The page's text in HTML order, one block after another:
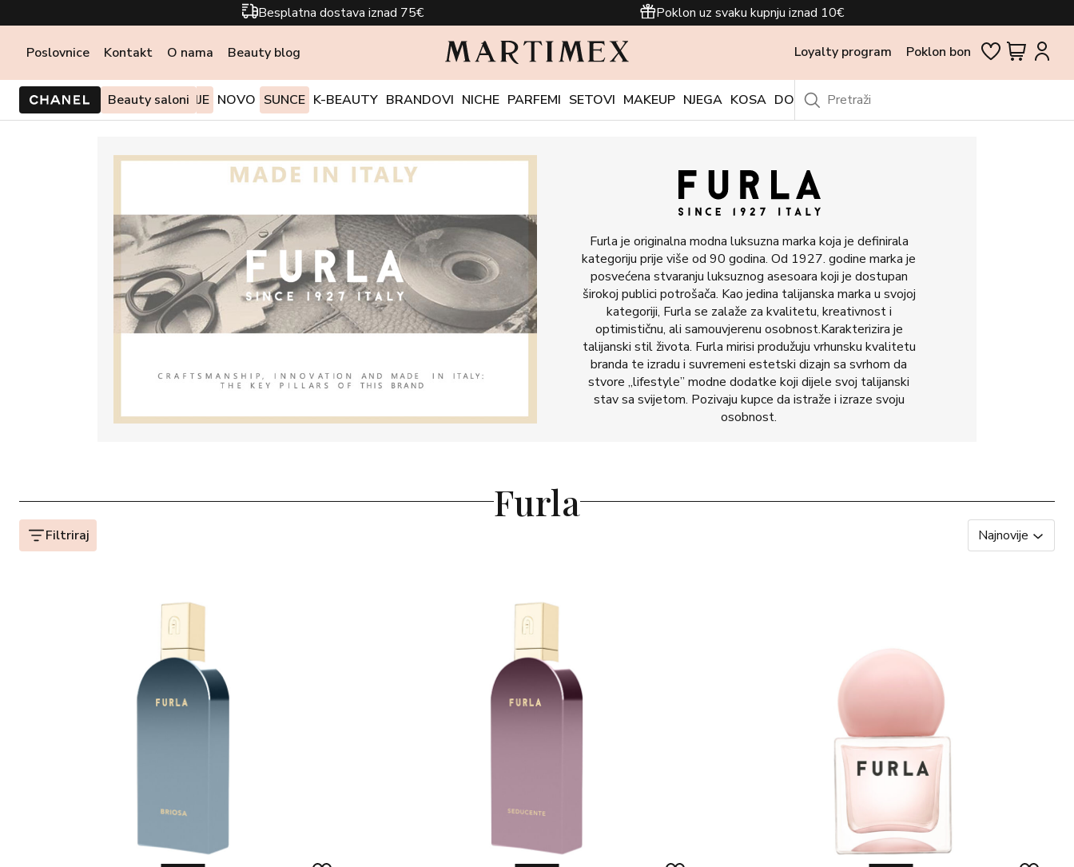
Besplatna dostava iznad 75€ Poklon uz svaku kupnju iznad 10€
Poslovnice Kontakt O nama Beauty blog Loyalty program Poklon bon
Beauty saloni
PONUDE I AKCIJE NOVO SUNCE K-BEAUTY BRANDOVI NICHE PARFEMI SETOVI MAKEUP NJEGA KOSA DODACI OUTLET
Furla je originalna modna luksuzna marka koja je definirala
kategoriju prije više od 90 godina. Od 1927. godine marka je
posvećena stvaranju luksuznog asesoara koji je dostupan
širokoj publici potrošača. Kao jedina talijanska marka u svojoj
kategoriji, Furla se zalaže za kvalitetu, kreativnost i
optimističnu, ali samouvjerenu osobnost.Karakterizira je
talijanski stil života. Furla mirisi produžuju vrhunsku kvalitetu
branda te izradu i suvremeni estetski dizajn sa svrhom da
stvore „lifestyle” modne dodatke koji dijele svoj talijanski
stav sa svijetom. Pozivaju kupce da istraže i izraze svoju
osobnost.
Furla
Filtriraj Najnovije